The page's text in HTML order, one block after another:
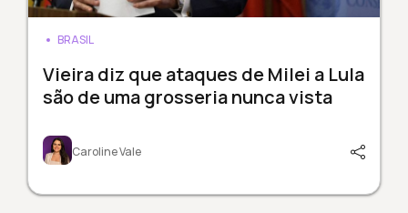
BRASIL
Vieira diz que ataques de Milei a Lula
são de uma grosseria nunca vista
Caroline Vale